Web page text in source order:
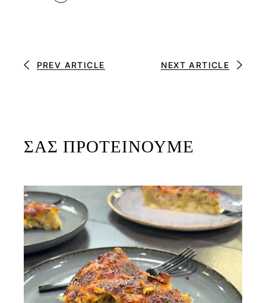
PREV ARTICLE NEXT ARTICLE
ΣΑΣ ΠΡΟΤΕΙΝΟΥΜΕ